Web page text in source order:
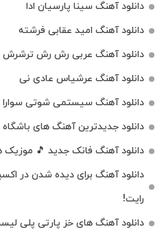
دانلود آهنگ سینا پارسیان ادا
دانلود آهنگ امید عقابی فرشته
دانلود آهنگ عربی رش رش ترشرش
دانلود آهنگ عرشیاس عادی نی
دانلود آهنگ سیستمی شوتی سوارا
دانلود جدیدترین آهنگ‌ های
دانلود آهنگ فانک جدید 🎵
دانلود آهنگ برای دیده شدن در
رایت!
دانلود آهنگ های خز پارتی پلی لیست